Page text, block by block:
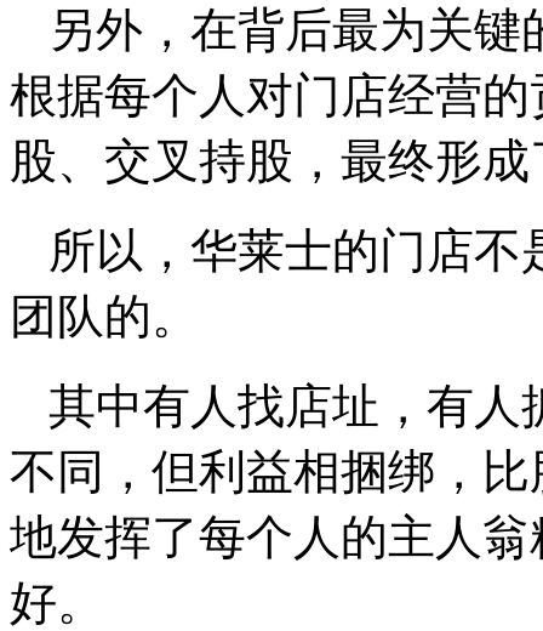
另外，在背后最为关
根据每个人对门店经营
股、交叉持股，最终形
所以，华莱士的门店
团队的。
其中有人找店址，有人
不同，但利益相捆绑，
地发挥了每个人的主人
好。